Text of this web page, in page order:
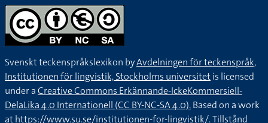
Svenskt teckenspråkslexikon byAvdelningen för teckenspråk,
Institutionen för lingvistik, Stockholms universitetis licensed
under aCreative Commons Erkännande-IckeKommersiell-
DelaLika 4.0 Internationell (CC BY-NC-SA 4.0).Based on a work
athttps://www.su.se/institutionen-for-lingvistik/. Tillstånd